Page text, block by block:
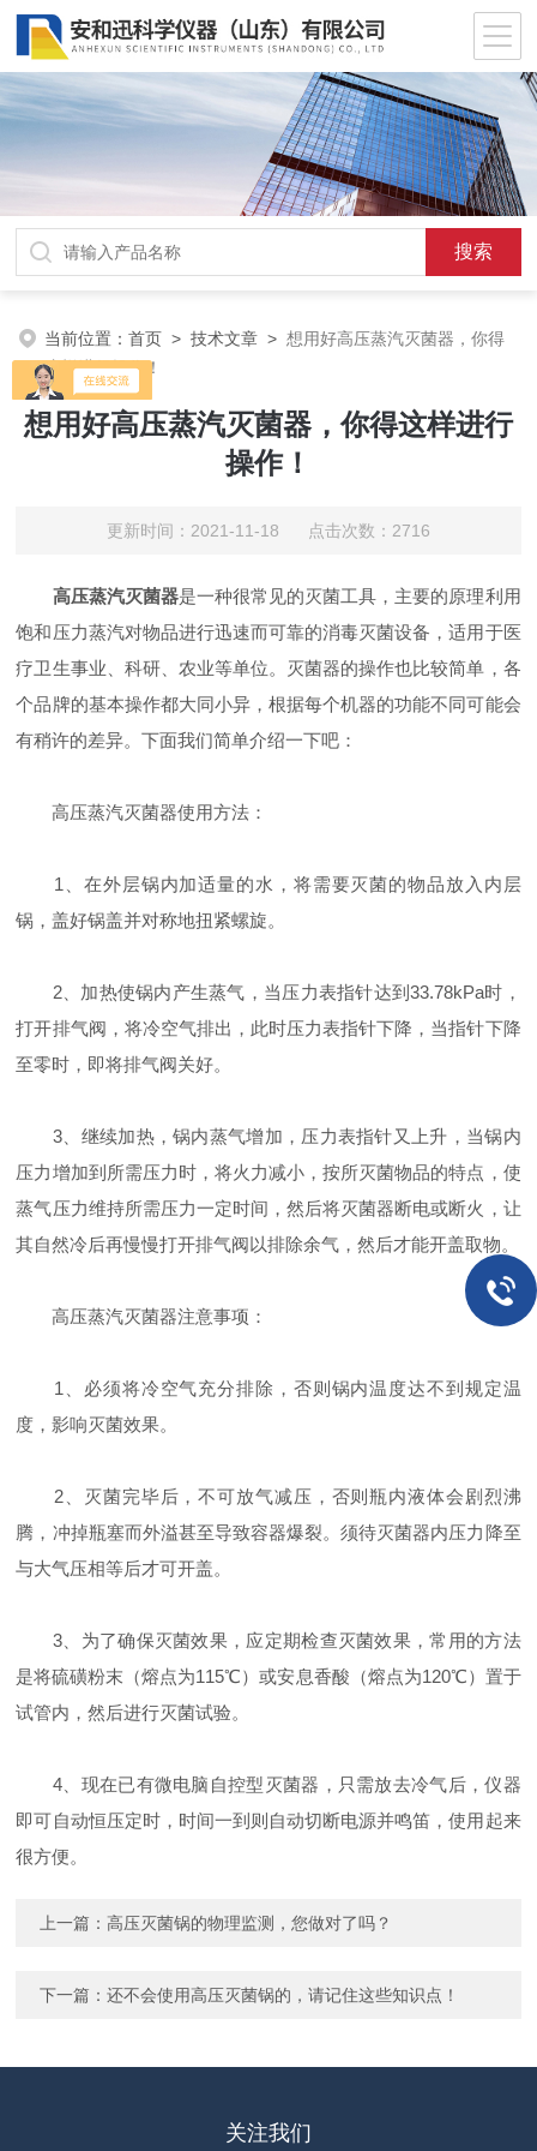
当前位置：首页 >技术文章 >想用好高压蒸汽灭菌器，你得
这样进行操作！
想用好高压蒸汽灭菌器，你得这样进行
操作！
更新时间：2021-11-18 点击次数：2716
高压蒸汽灭菌器是一种很常见的灭菌工具，主要的原理利用
饱和压力蒸汽对物品进行迅速而可靠的消毒灭菌设备，适用于医
疗卫生事业、科研、农业等单位。灭菌器的操作也比较简单，各
个品牌的基本操作都大同小异，根据每个机器的功能不同可能会
有稍许的差异。下面我们简单介绍一下吧：
高压蒸汽灭菌器使用方法：
1、在外层锅内加适量的水，将需要灭菌的物品放入内层
锅，盖好锅盖并对称地扭紧螺旋。
2、加热使锅内产生蒸气，当压力表指针达到33.78kPa时，
打开排气阀，将冷空气排出，此时压力表指针下降，当指针下降
至零时，即将排气阀关好。
3、继续加热，锅内蒸气增加，压力表指针又上升，当锅内
压力增加到所需压力时，将火力减小，按所灭菌物品的特点，使
蒸气压力维持所需压力一定时间，然后将灭菌器断电或断火，让
其自然冷后再慢慢打开排气阀以排除余气，然后才能开盖取物。
高压蒸汽灭菌器注意事项：
1、必须将冷空气充分排除，否则锅内温度达不到规定温
度，影响灭菌效果。
2、灭菌完毕后，不可放气减压，否则瓶内液体会剧烈沸
腾，冲掉瓶塞而外溢甚至导致容器爆裂。须待灭菌器内压力降至
与大气压相等后才可开盖。
3、为了确保灭菌效果，应定期检查灭菌效果，常用的方法
是将硫磺粉末（熔点为115℃）或安息香酸（熔点为120℃）置于
试管内，然后进行灭菌试验。
4、现在已有微电脑自控型灭菌器，只需放去冷气后，仪器
即可自动恒压定时，时间一到则自动切断电源并鸣笛，使用起来
很方便。
上一篇：高压灭菌锅的物理监测，您做对了吗？
下一篇：还不会使用高压灭菌锅的，请记住这些知识点！
关注我们